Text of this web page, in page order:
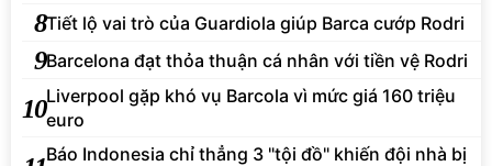
8Tiết lộ vai trò của Guardiola giúp Barca cướp Rodri
9Barcelona đạt thỏa thuận cá nhân với tiền vệ Rodri
10Liverpool gặp khó vụ Barcola vì mức giá 160 triệu
euro
Báo Indonesia chỉ thẳng 3 "tội đồ" khiến đội nhà bị